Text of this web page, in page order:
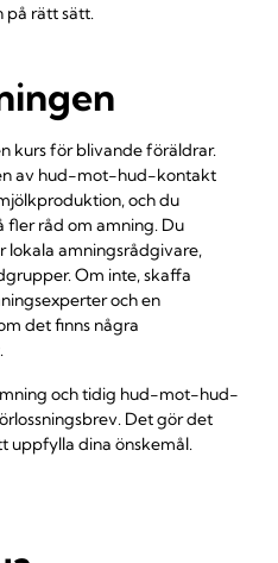
på rätt sätt.
kurs för blivande föräldrar.
av hud-mot-hud-kontakt
och du
råd om amning. Du
lokala amningsrådgivare,
Om inte, skaffa
och en
det finns några
och tidig hud-mot-hud-
Det gör det
uppfylla dina önskemål.